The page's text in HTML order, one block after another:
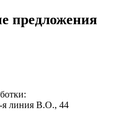
предложения
я линия В.О., 44